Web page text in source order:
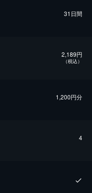
31日間
2,189円
（税込）
1,200円分
4